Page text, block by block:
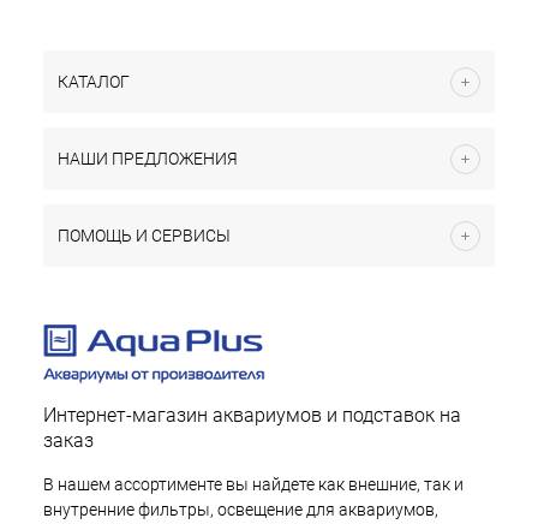
КАТАЛОГ
НАШИ ПРЕДЛОЖЕНИЯ
ПОМОЩЬ И СЕРВИСЫ
Интернет-магазин аквариумов и подставок на
заказ
В нашем ассортименте вы найдете как внешние, так и
внутренние фильтры, освещение для аквариумов,